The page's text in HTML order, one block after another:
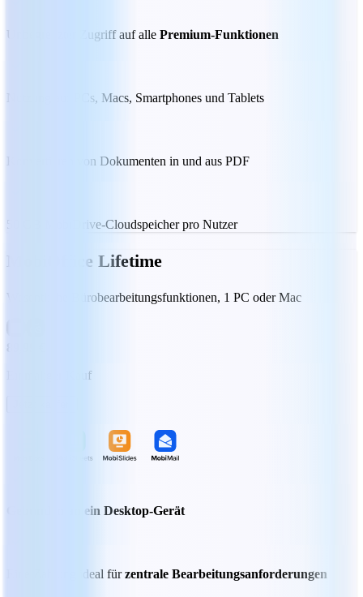
Unbegrenzter Zugriff auf alle Premium-Funktionen
Nutzung auf PCs, Macs, Smartphones und Tablets
Konvertieren von Dokumenten in und aus PDF
50 GB MobiDrive-Cloudspeicher pro Nutzer
MobiOffice Lifetime
Wesentliche Bürobearbeitungsfunktionen, 1 PC oder Mac
Einmaliger Kauf
Gebunden an ein Desktop-Gerät
Eine Zahlung ideal fürzentrale Bearbeitungsanforderungen